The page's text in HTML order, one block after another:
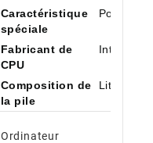
Caractéristique
spéciale
Portable
Fabricant de
CPU
Intel
Composition de
la pile
Lithium-ion
Ordinateur